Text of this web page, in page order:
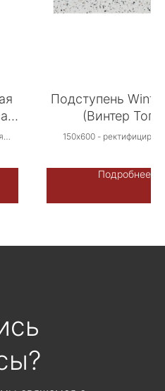
Подступень
(Винтер
150х600 -
ВозможноПодробнее